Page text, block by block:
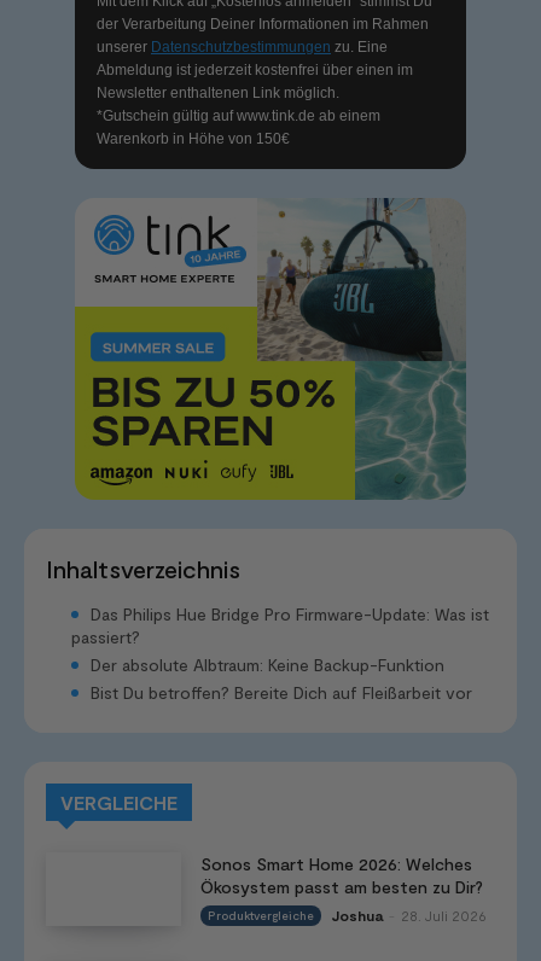
der Verarbeitung Deiner Informationen im Rahmen
unserer Datenschutzbestimmungen zu. Eine
Abmeldung ist jederzeit kostenfrei über einen im
Newsletter enthaltenen Link möglich.
*Gutschein gültig aufwww.tink.de ab einem
Warenkorb in Höhe von 150€
Inhaltsverzeichnis
Das Philips Hue Bridge Pro Firmware-Update: Was ist
passiert?
Der absolute Albtraum: Keine Backup-Funktion
Bist Du betroffen? Bereite Dich auf Fleißarbeit vor
VERGLEICHE
Sonos Smart Home 2026: Welches
Ökosystem passt am besten zu Dir?
Produktvergleiche Joshua 28. Juli 2026